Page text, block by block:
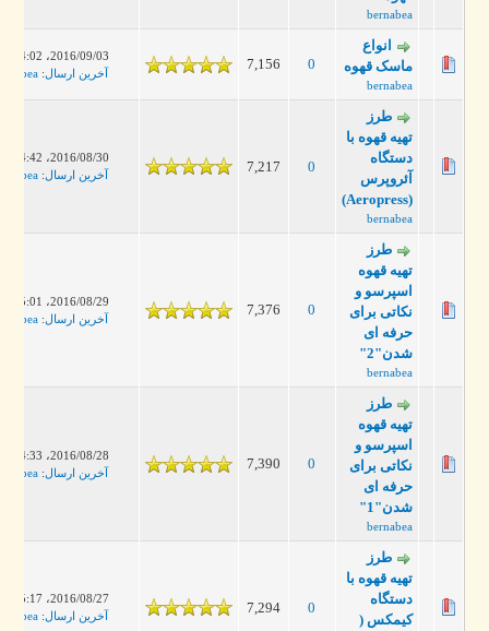
bernabea
انواع
ماسک قهوه
bernabea
0
7,156
2016/09/03، 04:02 PM
آخرین ارسال :
bernabea
طرز
تهیه قهوه با
دستگاه
آئروپرس
bernabea
7,217
2016/08/30، 04:42 PM
آخرین ارسال :
bernabea
طرز
تهیه قهوه
اسپرسو و
نکاتی برای
حرفه ای
شدن"2"
bernabea
7,376
2016/08/29، 05:01 PM
آخرین ارسال :
bernabea
طرز
تهیه قهوه
اسپرسو و
نکاتی برای
حرفه ای
شدن"1"
bernabea
7,390
2016/08/28، 04:33 PM
آخرین ارسال :
bernabea
طرز
تهیه قهوه با
دستگاه
کیمکس (
7,294
2016/08/27، 05:17 PM
آخرین ارسال :
bernabea